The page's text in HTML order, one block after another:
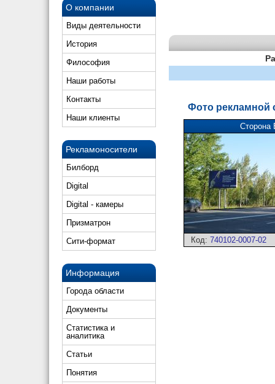
О компании
Виды деятельности
История
Философия
Наши работы
Контакты
Наши клиенты
Рекламоносители
Билборд
Digital
Digital - камеры
Призматрон
Сити-формат
Информация
Города области
Документы
Статистика и
аналитика
Статьи
Понятия
Фото рекламной
Сторона
Код: 740102-0007-02